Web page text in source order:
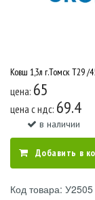
Ковш 1,3л г.Томск Т29 /
цена: 65
цена c ндс: 69.4
в наличии
Добавить в
Код товара: У2505